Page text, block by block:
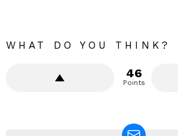
WHAT DO YOU THINK?
46
Points